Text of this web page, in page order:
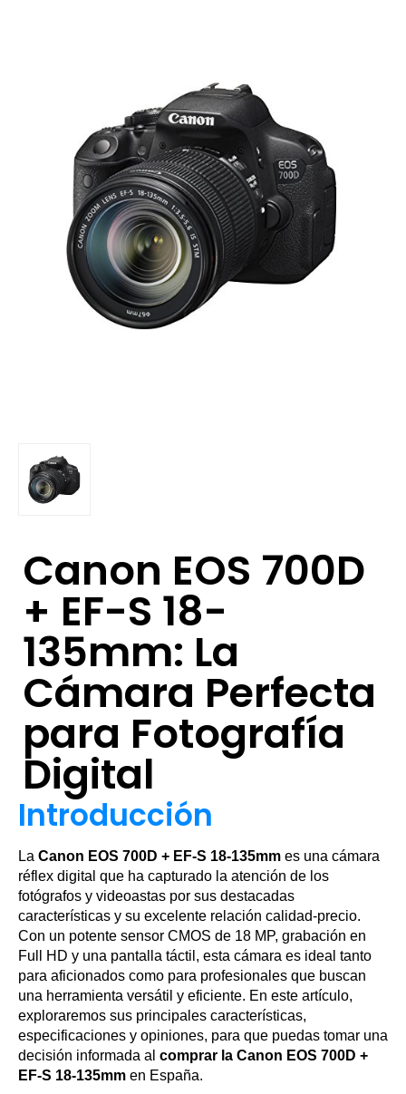
Canon EOS 700D
+ EF-S 18-
135mm: La
Cámara Perfecta
para Fotografía
Digital
Introducción
La Canon EOS 700D + EF-S 18-135mm es una cámara
réflex digital que ha capturado la atención de los
fotógrafos y videoastas por sus destacadas
características y su excelente relación calidad-precio.
Con un potente sensor CMOS de 18 MP, grabación en
Full HD y una pantalla táctil, esta cámara es ideal tanto
para aficionados como para profesionales que buscan
una herramienta versátil y eficiente. En este artículo,
exploraremos sus principales características,
especificaciones y opiniones, para que puedas tomar una
decisión informada al comprar la Canon EOS 700D +
EF-S 18-135mm en España.